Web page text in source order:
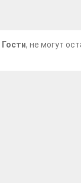
Гости, не могут